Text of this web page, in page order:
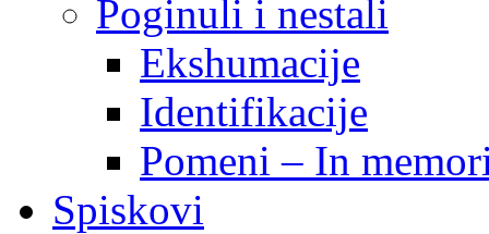
Poginuli i nestali
Ekshumacije
Identifikacije
Pomeni – In
Spiskovi